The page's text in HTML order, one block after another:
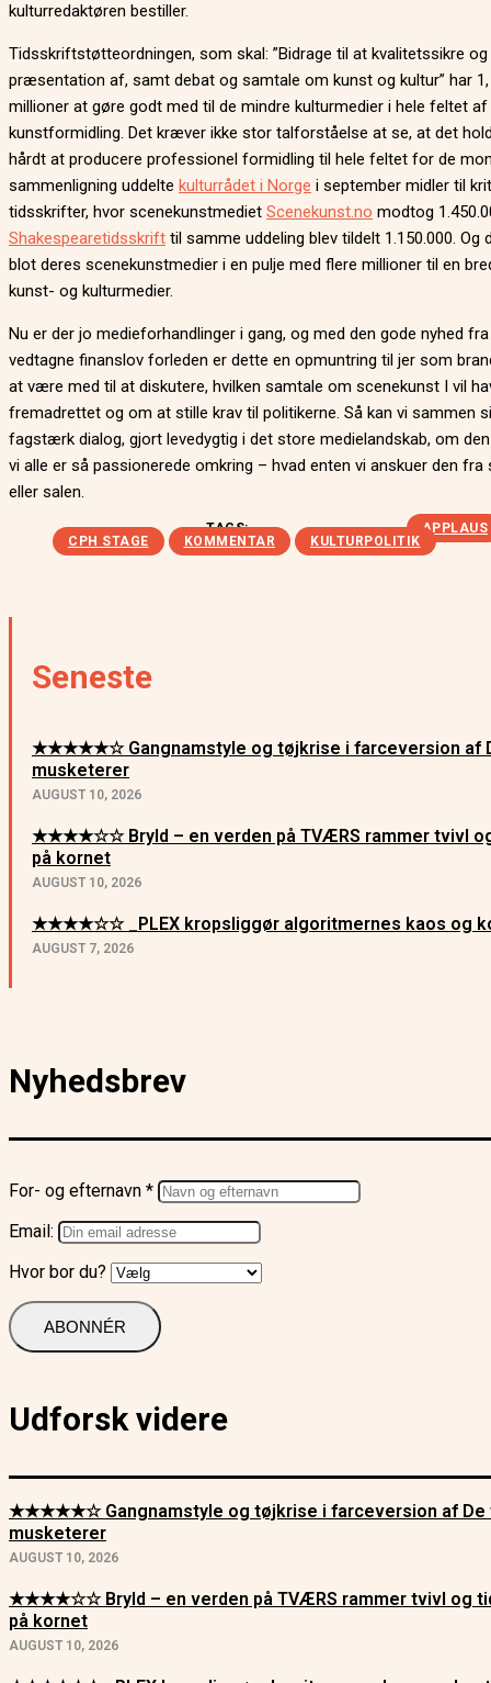
kulturredaktøren bestiller.
Tidsskriftstøtteordningen, som skal: ”Bidrage til at kvalitetssikre
præsentation af, samt debat og samtale om kunst og kultur” har
millioner at gøre godt med til de mindre kulturmedier i hele feltet af
kunstformidling. Det kræver ikke stor talforståelse at se, at det
hårdt at producere professionel formidling til hele feltet for de
sammenligning uddelte kulturrådet i Norge i september midler til
tidsskrifter, hvor scenekunstmediet Scenekunst.no modtog
Shakespearetidsskrift til samme uddeling blev tildelt 1.150.000. Og
blot deres scenekunstmedier i en pulje med flere millioner til en
kunst- og kulturmedier.
Nu er der jo medieforhandlinger i gang, og med den gode nyhed
vedtagne finanslov forleden er dette en opmuntring til jer som
at være med til at diskutere, hvilken samtale om scenekunst I vil
fremadrettet og om at stille krav til politikerne. Så kan vi sammen
fagstærk dialog, gjort levedygtig i det store medielandskab, om
vi alle er så passionerede omkring – hvad enten vi anskuer den fra
eller salen.
TAGS:
APPLAUS
CPH STAGE
KOMMENTAR KULTURPOLITIK
Seneste
★★★★★☆ Gangnamstyle og tøjkrise i farceversion af
musketerer
AUGUST 10, 2026
★★★★☆☆ Bryld – en verden på TVÆRS rammer tvivl
på kornet
AUGUST 10, 2026
★★★★☆☆ _PLEX kropsliggør algoritmernes kaos og
AUGUST 7, 2026
Nyhedsbrev
For- og efternavn *
Email:
Hvor bor du?
Udforsk videre
★★★★★☆ Gangnamstyle og tøjkrise i farceversion af De
musketerer
AUGUST 10, 2026
★★★★☆☆ Bryld – en verden på TVÆRS rammer tvivl og
på kornet
AUGUST 10, 2026